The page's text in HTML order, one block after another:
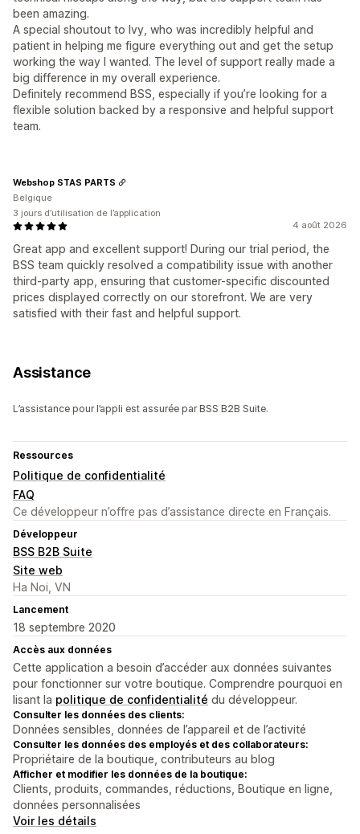
been amazing.
A special shoutout to Ivy, who was incredibly helpful and
patient in helping me figure everything out and get the setup
working the way I wanted. The level of support really made a
big difference in my overall experience.
Definitely recommend BSS, especially if you’re looking for a
flexible solution backed by a responsive and helpful support
team.
4 août 2026
Great app and excellent support! During our trial period, the
BSS team quickly resolved a compatibility issue with another
third-party app, ensuring that customer-specific discounted
prices displayed correctly on our storefront. We are very
satisfied with their fast and helpful support.
Webshop STAS PARTS
Belgique
3 jours d’utilisation de l’application
Assistance
L’assistance pour l’appli est assurée par BSS B2B Suite.
Ressources
Politique de confidentialité
FAQ
Ce développeur n’offre pas d’assistance directe en Français.
Développeur
BSS B2B Suite
Site web
Ha Noi, VN
Lancement
18 septembre 2020
Accès aux données
Cette application a besoin d’accéder aux données suivantes
pour fonctionner sur votre boutique. Comprendre pourquoi en
lisant la politique de confidentialité du développeur.
Consulter les données des clients:
Données sensibles, données de l’appareil et de l’activité
Consulter les données des employés et des collaborateurs:
Propriétaire de la boutique, contributeurs au blog
Afficher et modifier les données de la boutique:
Clients, produits, commandes, réductions, Boutique en ligne,
données personnalisées
Voir les détails